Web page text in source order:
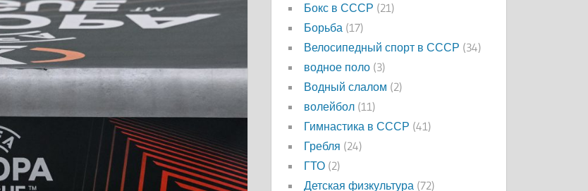
Бокс в СССР (21)
Борьба (17)
Велосипедный спорт в СССР (34)
водное поло (3)
Водный слалом (2)
волейбол (11)
Гимнастика в СССР (41)
Гребля (24)
ГТО (2)
Детская физкультура (72)